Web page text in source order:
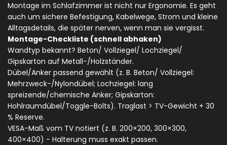
Montage im Schlafzimmer ist nicht nur Ergonomie. Es geht
auch um sichere Befestigung, Kabelwege, Strom und kleine
Alltagsdetails, die später nerven, wenn man sie vergisst.
Montage-Checkliste (schnell abhaken)
Wandtyp bekannt? Beton/ Vollziegel/ Lochziegel/
Gipskarton auf Metall-/Holzständer.
Dübel/Anker passend gewählt (z. B. Beton/ Vollziegel:
Mehrzweck-/Nylondübel; Lochziegel: lang
spreizende/chemische Anker; Gipskarton:
Hohlraumdübel/Toggle-Bolts). Traglast > TV-Gewicht + 30
% Reserve.
VESA-Maß vom TV notiert (z. B. 200×200, 300×300,
400×400) - Halterung muss exakt passen.